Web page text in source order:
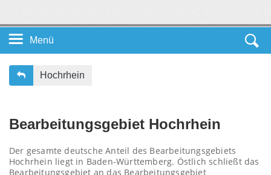
Menü
Startseite DE
Leichte Sprache
Hochrhein
Bearbeitungsgebiet Hochrhein
Der gesamte deutsche Anteil des Bearbeitungsgebiets
Hochrhein liegt in Baden-Württemberg. Östlich schließt das
Bearbeitungsgebiet an das Bearbeitungsgebiet